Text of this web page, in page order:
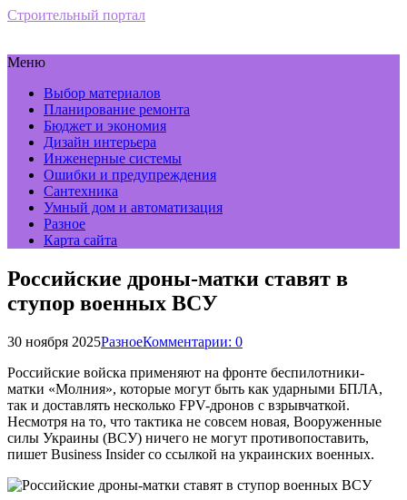
Строительный портал
Меню
Выбор материалов
Планирование ремонта
Бюджет и экономия
Дизайн интерьера
Инженерные системы
Ошибки и предупреждения
Сантехника
Умный дом и автоматизация
Разное
Карта сайта
Российские дроны-матки ставят в
ступор военных ВСУ
30 ноября 2025РазноеКомментарии: 0
Российские войска применяют на фронте беспилотники-
матки «Молния», которые могут быть как ударными БПЛА,
так и доставлять несколько FPV-дронов с взрывчаткой.
Несмотря на то, что тактика не совсем новая, Вооруженные
силы Украины (ВСУ) ничего не могут противопоставить,
пишет Business Insider со ссылкой на украинских военных.